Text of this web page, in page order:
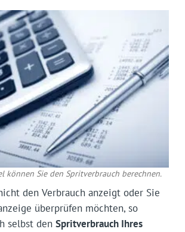
können Sie den Spritverbrauch berechnen.
den Verbrauch anzeigt oder Sie
überprüfen möchten, so
selbst den Spritverbrauch Ihres